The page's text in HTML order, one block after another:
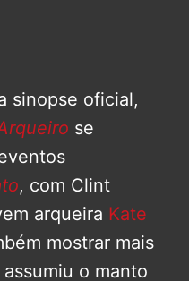
sinopse oficial,
se
, com Clint
arqueira Kate
mostrar mais
o manto